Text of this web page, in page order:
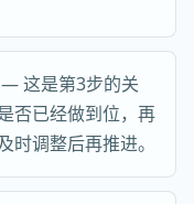
— 这是第3步的关
否已经做到位，再
时调整后再推进。